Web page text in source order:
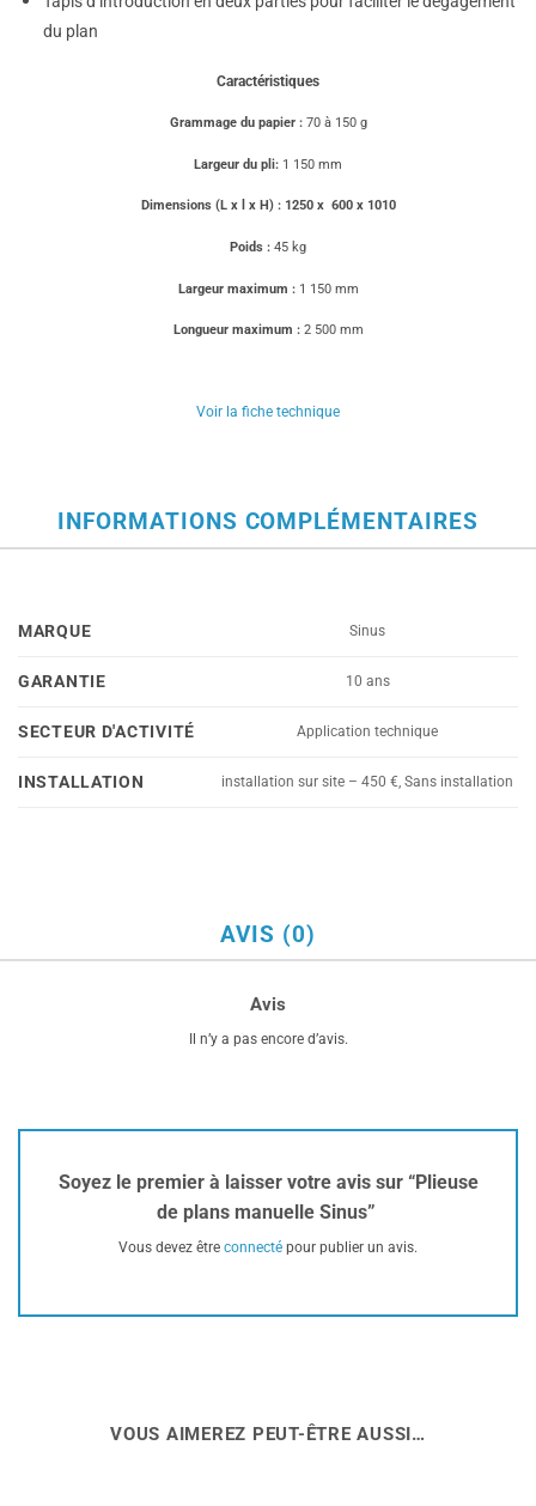
du plan
Caractéristiques
Grammage du papier : 70 à 150 g
Largeur du pli: 1 150 mm
Dimensions (L x l x H) : 1250 x 600 x 1010
Poids : 45 kg
Largeur maximum :1 150 mm
Longueur maximum :2 500 mm
Voir la fiche technique
INFORMATIONS COMPLÉMENTAIRES
MARQUE Sinus
GARANTIE 10 ans
SECTEUR D'ACTIVITÉ Application technique
INSTALLATION installation sur site – 450 €, Sans installation
AVIS (0)
Avis
Il n’y a pas encore d’avis.
Soyez le premier à laisser votre avis sur “Plieuse
de plans manuelle Sinus”
Vous devez être connecté pour publier un avis.
VOUS AIMEREZ PEUT-ÊTRE AUSSI…